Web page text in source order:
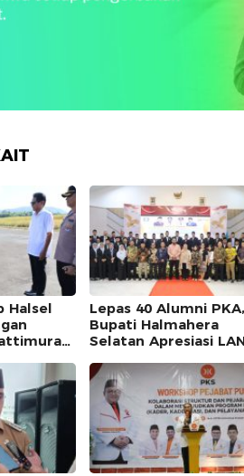
Halsel
Lepas 40 Alumni PKA,
Bupati Halmahera
Selatan Apresiasi